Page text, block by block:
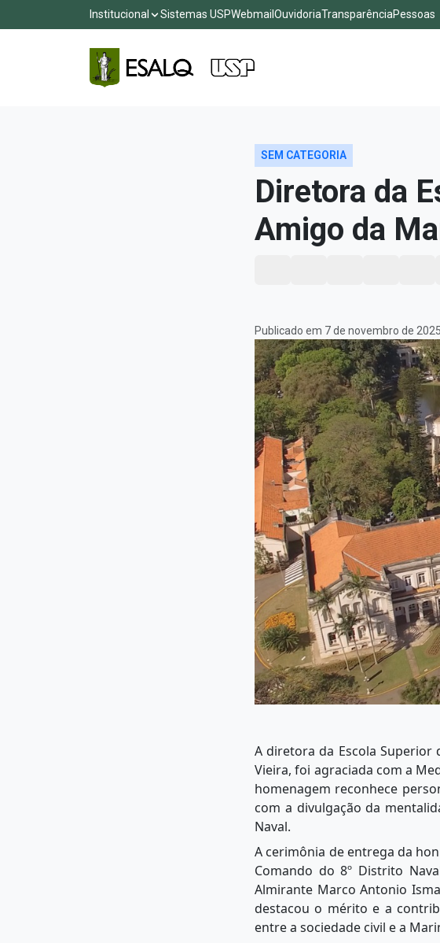
Institucional Sistemas USPWebmail OuvidoriaTransparênciaPessoas
SEM CATEGORIA
Diretora da
Amigo da
Publicado em 7 de novembro de 2025
A diretora da Escola Superior
Vieira, foi agraciada com a
homenagem reconhece
com a divulgação da
Naval.
A cerimônia de entrega da
Comando do 8º Distrito
Almirante Marco Antonio
destacou o mérito e a
entre a sociedade civil e a